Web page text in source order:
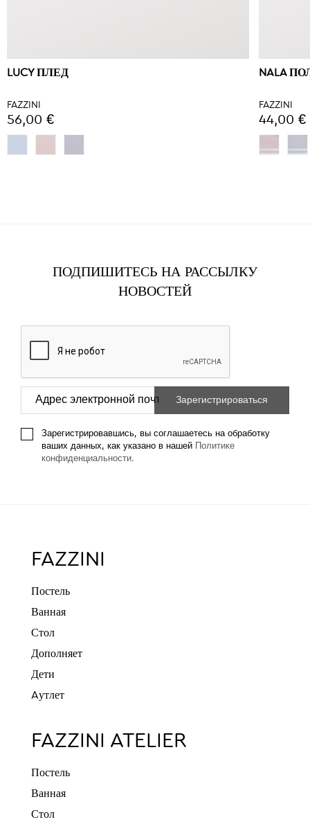
LUCY ПЛЕД
FAZZINI
56,00 €
NALA
FAZZINI
44,00 €
ПОДПИШИТЕСЬ НА РАССЫЛКУ
НОВОСТЕЙ
Зарегистрировавшись, вы соглашаетесь на обработку
ваших данных, как указано в нашей
Политике
конфиденциальности.
FAZZINI
Постель
Ванная
Стол
Дополняет
Дети
Aутлет
FAZZINI ATELIER
Постель
Ванная
Стол